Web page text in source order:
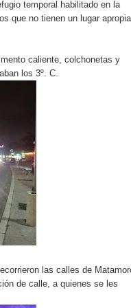
temporal habilitado en la
que no tienen un lugar
caliente, colchonetas y
los 3º. C.
las calles de
de calle, a quienes se les